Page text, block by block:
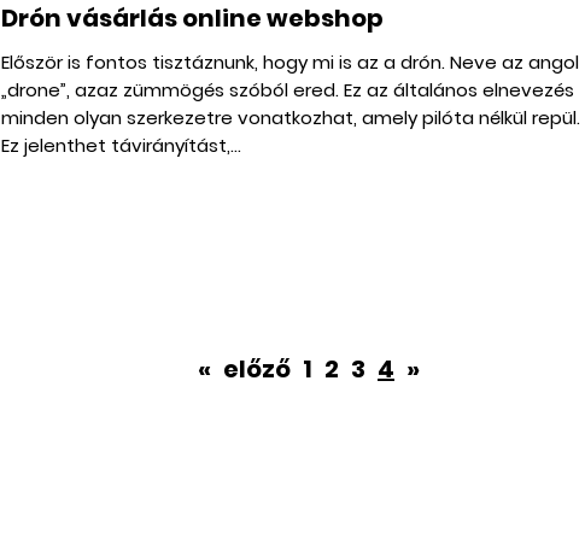
Drón vásárlás online webshop
Először is fontos tisztáznunk, hogy mi is az a drón. Neve az angol
„drone”, azaz zümmögés szóból ered. Ez az általános elnevezés
minden olyan szerkezetre vonatkozhat, amely pilóta nélkül repül.
Ez jelenthet távirányítást,...
« előző 1 2 3 4 »